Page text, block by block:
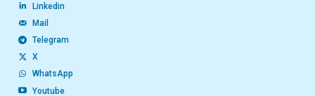
Linkedin
Mail
Telegram
X
WhatsApp
Youtube